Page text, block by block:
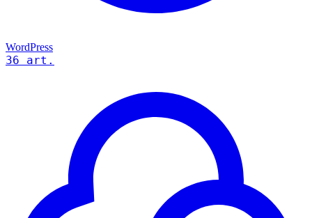
WordPress
36 art.